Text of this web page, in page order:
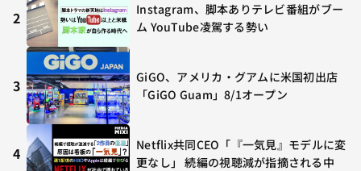
2
Instagram、脚本ありテレビ番組がブー
ム YouTube凌駕する勢い
3
GiGO、アメリカ・グアムに米国初出店
「GiGO Guam」8/1オープン
4
Netflix共同CEO「『一気見』モデルに変
更なし」 続編の視聴減が指摘される中